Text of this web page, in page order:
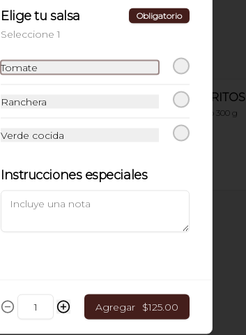
PLÁTANOS FRITOS
con crema y queso 300 g
$69.00
Elige tu salsa Obligatorio
Seleccione 1
Tomate
Ranchera
Verde cocida
Instrucciones especiales
Agregar $125.00